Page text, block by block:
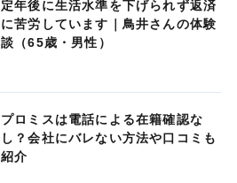
定年後に生活水準を下げられず返済
に苦労しています｜鳥井さんの体験
談（65歳・男性）
プロミスは電話による在籍確認な
し？会社にバレない方法や口コミも
紹介